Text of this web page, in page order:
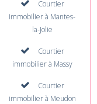
Courtier
immobilier à Mantes-
la-Jolie
Courtier
immobilier à Massy
Courtier
immobilier à Meudon